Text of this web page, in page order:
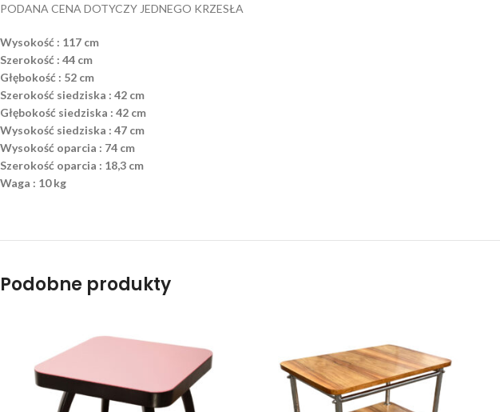
PODANA CENA DOTYCZY JEDNEGO KRZESŁA
Wysokość : 117 cm
Szerokość : 44 cm
Głębokość : 52 cm
Szerokość siedziska : 42 cm
Głębokość siedziska : 42 cm
Wysokość siedziska : 47 cm
Wysokość oparcia : 74 cm
Szerokość oparcia : 18,3 cm
Waga : 10 kg
Podobne produkty